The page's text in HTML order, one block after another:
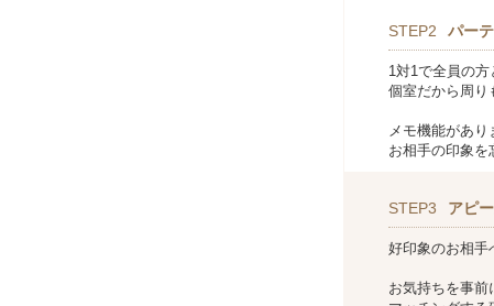
STEP2 パー
1対1で全員の方
個室だから周り
メモ機能があり
お相手の印象を
STEP3 アピ
好印象のお相手
お気持ちを事前